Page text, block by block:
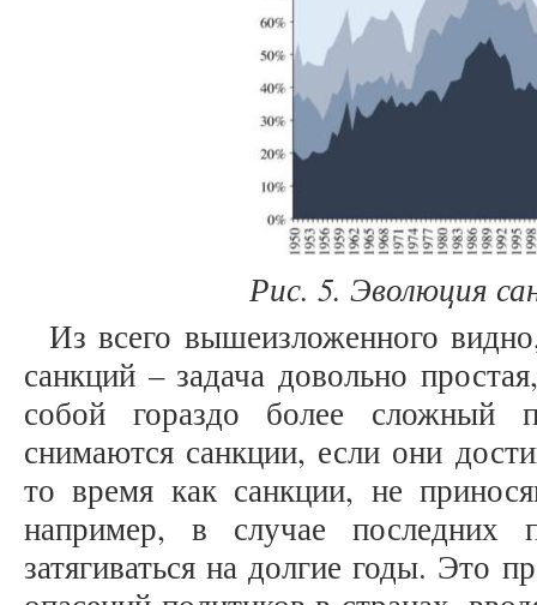
Рис. 5. Эволюция
Из всего вышеизложенного
санкций – задача довольно
собой гораздо более сложный
снимаются санкции, если они
то время как санкции, не
например, в случае последних
затягиваться на долгие годы. Это